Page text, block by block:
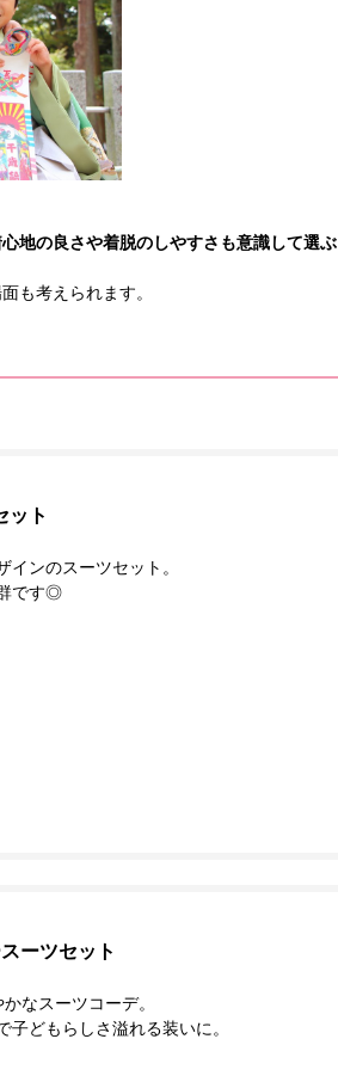
地の良さや着脱のしやすさも意識して選ぶ
も考えられます。
ット
インのスーツセット。
です◎
ーツセット
なスーツコーデ。
どもらしさ溢れる装いに。